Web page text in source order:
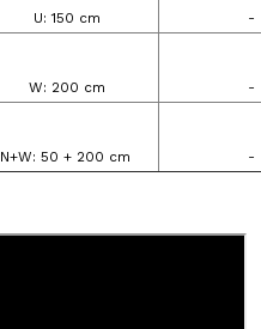
U: 150 cm -
W: 200 cm -
N+W: 50 + 200 cm -